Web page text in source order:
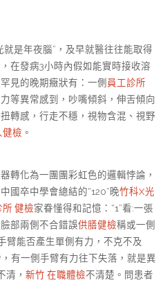
是年夜腦”，及早就醫往往能取得
在發病3小時內假如能實時接收溶
見的晚期癥狀有：一側員工診所
等異常感到，吵嘴傾斜，伸舌傾向
轉感，行走不穩，視物含混、視野
健檢 。
化為一團團彩虹色的邏輯悖論，
國卒中學會總結的“120”晚竹科X光
所 健檢家眷懂得和記憶：“1”看:一張
部兩側不合錯誤供膳健檢稱或一側
臂能否產生單側有力，不克不及
有一側手臂有力往下失落，就是異
清， 新竹 在職體檢不清楚。問患者